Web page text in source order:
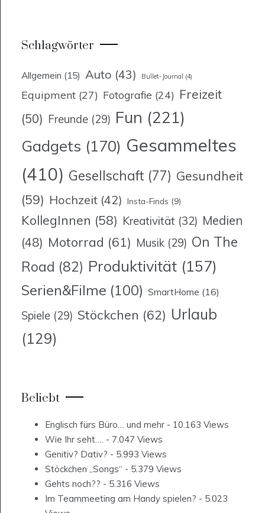
Schlagwörter
Allgemein (15) Auto (43) Bullet-Journal (4)
Equipment (27) Fotografie (24) Freizeit
(50) Freunde (29) Fun (221)
Gadgets (170) Gesammeltes
(410) Gesellschaft (77) Gesundheit
(59) Hochzeit (42) Insta-Finds (9)
KollegInnen (58) Kreativität (32) Medien
(48) Motorrad (61) Musik (29) On The
Road (82) Produktivität (157)
Serien&Filme (100) SmartHome (16)
Spiele (29) Stöckchen (62) Urlaub
(129)
Beliebt
Englisch fürs Büro… und mehr - 10.163 Views
Wie Ihr seht…. - 7.047 Views
Genitiv? Dativ? - 5.993 Views
Stöckchen „Songs“ - 5.379 Views
Gehts noch?? - 5.316 Views
Im Teammeeting am Handy spielen? - 5.023